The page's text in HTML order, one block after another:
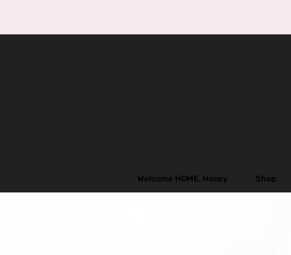
Welcome HOME, Honey Shop